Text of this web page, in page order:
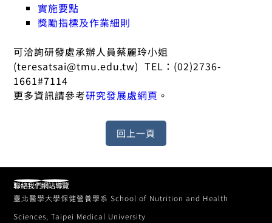
實施要點
獎勵指標及作業細則
可洽詢研發處承辦人員蔡麗玲小姐
(teresatsai@tmu.edu.tw) TEL：(02)2736-
1661#7114
更多資訊請參考研究發展處網頁 。
臺北醫學大學保健營養學系 School of Nutrition and Health
Sciences, Taipei Medical University
聯絡我們網站導覽